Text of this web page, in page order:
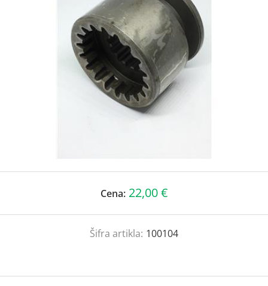
Cena: 22,00 €
Šifra artikla: 100104